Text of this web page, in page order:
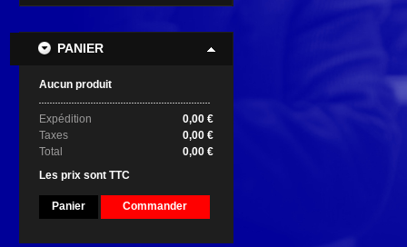
PANIER
Aucun produit
Expédition
0,00 €
Taxes
0,00 €
Total
0,00 €
Les prix sont TTC
Panier Commander